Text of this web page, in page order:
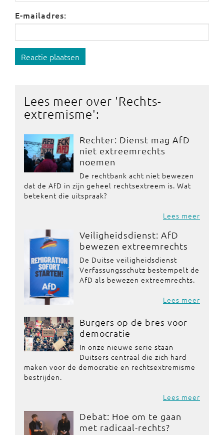
E-mailadres:
Reactie plaatsen
Lees meer over 'Rechts-
extremisme':
Rechter: Dienst mag AfD
niet extreemrechts
noemen
De rechtbank acht niet bewezen
dat de AfD in zijn geheel rechtsextreem is. Wat
betekent die uitspraak?
Lees meer
Veiligheidsdienst: AfD
bewezen extreemrechts
De Duitse veiligheidsdienst
Verfassungsschutz bestempelt de
AfD als bewezen extreemrechts.
Lees meer
Burgers op de bres voor
democratie
In onze nieuwe serie staan
Duitsers centraal die zich hard
maken voor de democratie en rechtsextremisme
bestrijden.
Lees meer
Debat: Hoe om te gaan
met radicaal-rechts?